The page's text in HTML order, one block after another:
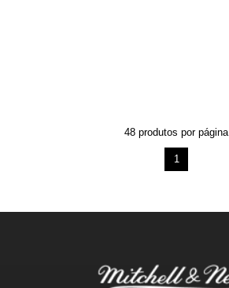
48 produtos por página
1